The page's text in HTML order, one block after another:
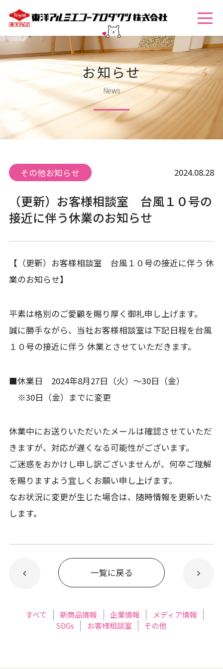
お知らせ
News
その他お知らせ 2024.08.28
（更新）お客様相談室 台風１０号の
接近に伴う休業のお知らせ
【（更新）お客様相談室 台風１０号の接近に伴う 休
業のお知らせ】
平素は格別のご愛顧を賜り厚く御礼申し上げます。
誠に勝手ながら、当社お客様相談室は下記日程を台風
１０号の接近に伴う 休業とさせていただきます。
■休業日 2024年8月27日（火）～30日（金）
※30日（金）までに変更
休業中にお送りいただいたメールは確認させていただ
きますが、対応が遅くなる可能性がございます。
ご迷惑をおかけし申し訳ございませんが、何卒ご理解
を賜りますよう宜しくお願い申し上げます。
なお状況に変更が生じた場合は、随時情報を更新いた
します。
一覧に戻る
すべて 新商品情報 企業情報
メディア情報
SDGs
お客様相談室 その他